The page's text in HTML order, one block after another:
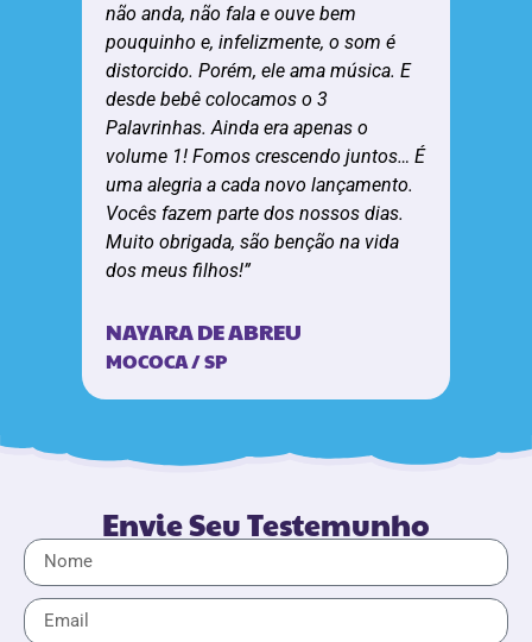
não anda, não fala e ouve bem
pouquinho e, infelizmente, o som é
distorcido. Porém, ele ama música. E
desde bebê colocamos o 3
Palavrinhas. Ainda era apenas o
volume 1! Fomos crescendo juntos… É
uma alegria a cada novo lançamento.
Vocês fazem parte dos nossos dias.
Muito obrigada, são benção na vida
dos meus filhos!”
NAYARA DE ABREU
MOCOCA / SP
Envie Seu Testemunho